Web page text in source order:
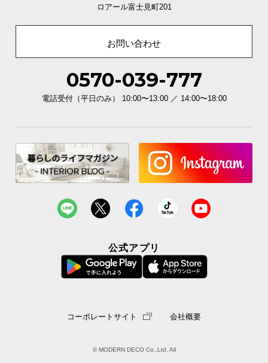
ロアール富士見町201
お問い合わせ
0570-039-777
電話受付（平日のみ） 10:00〜13:00 ／ 14:00〜18:00
公式アプリ
コーポレートサイト 会社概要
© MODERN DECO Co.,Ltd. All